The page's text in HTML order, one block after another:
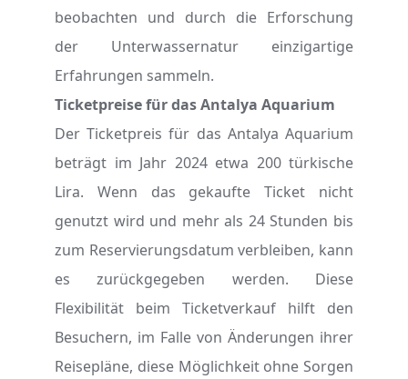
beobachten und durch die Erforschung
der Unterwassernatur einzigartige
Erfahrungen sammeln.
Ticketpreise für das Antalya Aquarium
Der Ticketpreis für das Antalya Aquarium
beträgt im Jahr 2024 etwa 200 türkische
Lira. Wenn das gekaufte Ticket nicht
genutzt wird und mehr als 24 Stunden bis
zum Reservierungsdatum verbleiben, kann
es zurückgegeben werden. Diese
Flexibilität beim Ticketverkauf hilft den
Besuchern, im Falle von Änderungen ihrer
Reisepläne, diese Möglichkeit ohne Sorgen